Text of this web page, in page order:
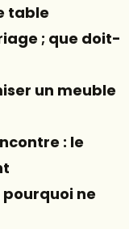
table
; que doit-
un meuble
: le
pourquoi ne